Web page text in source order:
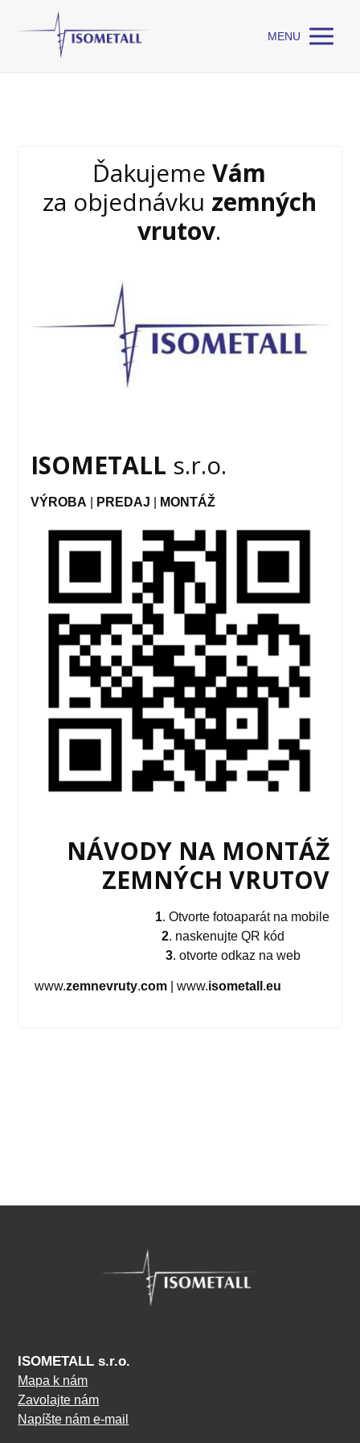
MENU
ĎakujemeVám
za objednávku zemných
vrutov.
ISOMETALL s.r.o.
VÝROBA PREDAJ MONTÁŽ
NÁVODY NA MONTÁŽ
ZEMNÝCH VRUTOV
1. Otvorte fotoaparát na mobile
2. naskenujte QR kód
3. otvorte odkaz na web
www.zemnevruty.com| www.isometall .eu
ISOMETALL s.r.o.
Mapa k nám
Zavolajte nám
Napíšte nám e-mail